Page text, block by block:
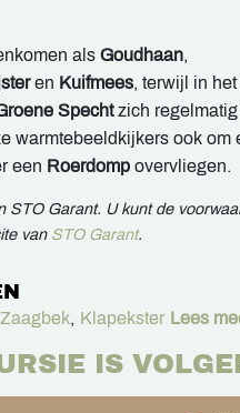
als Goudhaan,
en Kuifmees, terwijl in
Spechtzich regelmatig
warmtebeeldkijkers ook om
een Roerdomp overvliegen.
STO Garant. U kunt de
van STO Garant.
, Klapekster Lees
IS